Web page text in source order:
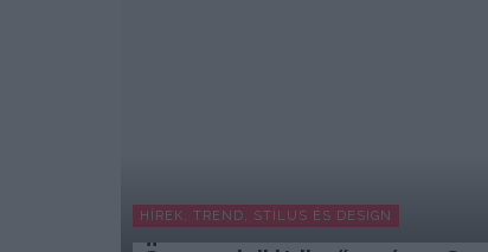
HÍREK, TREND, STÍLUS ÉS DESIGN